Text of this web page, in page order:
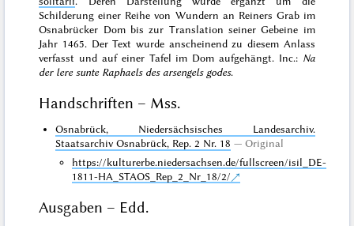
Schilderung einer Reihe von Wundern an Reiners Grab im
Osnabrücker Dom bis zur Translation seiner Gebeine im
Jahr 1465. Der Text wurde anscheinend zu diesem Anlass
verfasst und auf einer Tafel im Dom aufgehängt. Inc.: Na
der lere sunte Raphaels des arsengels godes.
Handschriften – Mss.
Osnabrück, Niedersächsisches Landesarchiv.
Staatsarchiv Osnabrück, Rep. 2 Nr. 18
Original
https://kulturerbe.niedersachsen.de/fullscreen/isil_DE-
1811-HA_STAOS_Rep_2_Nr_18/2/
Ausgaben – Edd.